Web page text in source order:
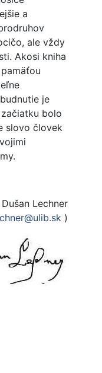
a
ale vždy
Akosi kniha
je
bolo
slovo človek
Dušan Lechner
)